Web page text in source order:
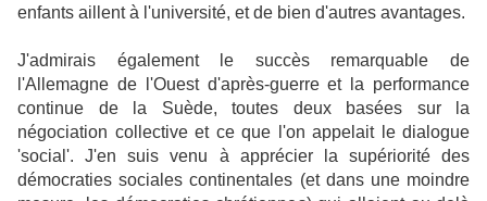
enfants aillent à l'université, et de bien d'autres avantages.
J'admirais également le succès remarquable de
l'Allemagne de l'Ouest d'après-guerre et la performance
continue de la Suède, toutes deux basées sur la
négociation collective et ce que l'on appelait le dialogue
'social'. J'en suis venu à apprécier la supériorité des
démocraties sociales continentales (et dans une moindre